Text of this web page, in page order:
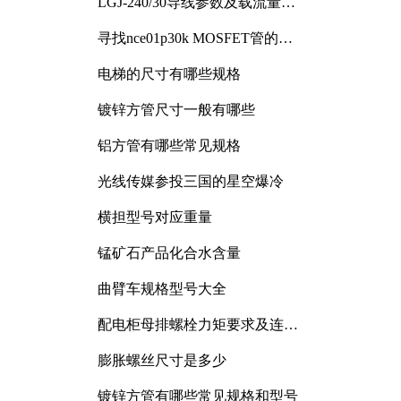
寻找nce01p30k MOSFET管的合
电梯的尺寸有哪些规格
镀锌方管尺寸一般有哪些
铝方管有哪些常见规格
光线传媒参投三国的星空爆冷
横担型号对应重量
锰矿石产品化合水含量
曲臂车规格型号大全
配电柜母排螺栓力矩要求及连接
膨胀螺丝尺寸是多少
镀锌方管有哪些常见规格和型号